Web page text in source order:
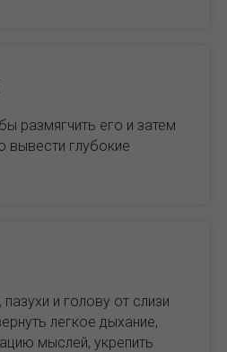
размягчить его и затем
вывести глубокие
и голову от слизи
легкое дыхание,
мыслей, укрепить